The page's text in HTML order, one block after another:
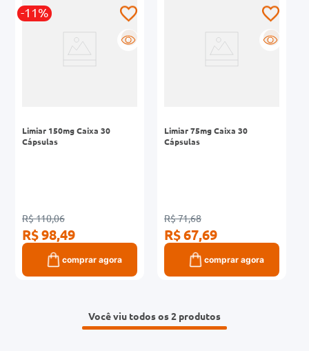
-11%
R
Limiar 150mg Caixa 30
Cápsulas
R$ 110,06
R$ 98,49
comprar agora
R
Limiar 75mg Caixa 30
Cápsulas
R$ 71,68
R$ 67,69
comprar agora
Você viu todos os 2